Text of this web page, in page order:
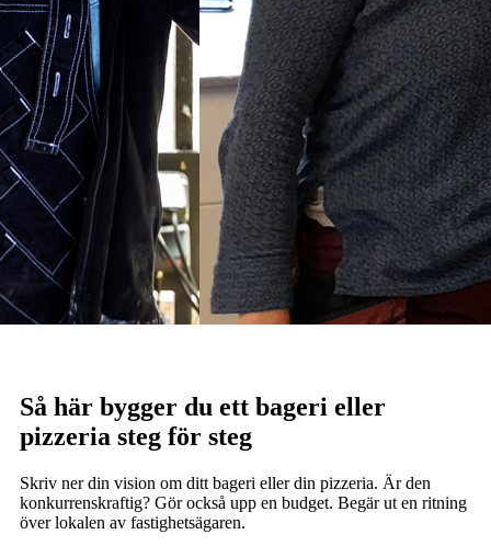
Så här bygger du ett bageri eller
pizzeria steg för steg
Skriv ner din vision om ditt bageri eller din pizzeria. Är den
konkurrenskraftig? Gör också upp en budget. Begär ut en ritning
över lokalen av fastighetsägaren.